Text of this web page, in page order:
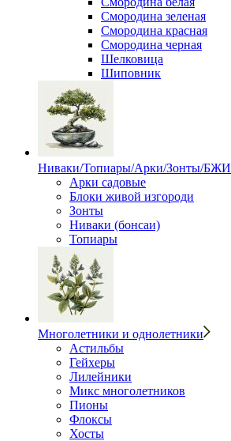
Смородина зеленая
Смородина красная
Смородина черная
Шелковица
Шиповник
Ниваки/Топиары/Арки/Зонты/БЖИ
Арки садовые
Блоки живой изгороди
Зонты
Ниваки (бонсаи)
Топиары
Многолетники и однолетники
Астильбы
Гейхеры
Лилейники
Микс многолетников
Пионы
Флоксы
Хосты